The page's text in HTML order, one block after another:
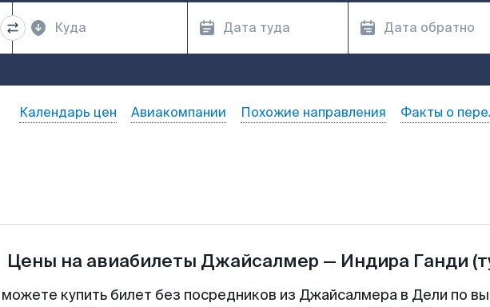
Календарь цен Авиакомпании Похожие направления Факты о
Цены на авиабилеты Джайсалмер — Индира Ганди
купить билет без посредников из Джайсалмера в Дели по